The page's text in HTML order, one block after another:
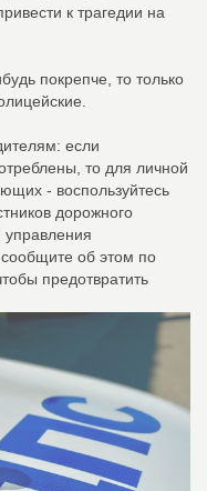
к трагедии на
покрепче, то только
если
то для личной
- воспользуйтесь
дорожного
об этом по
предотвратить